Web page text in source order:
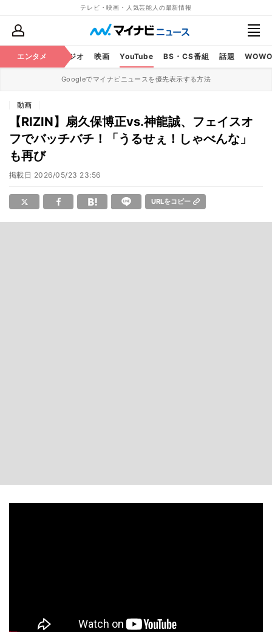
テレビ・映画・人気芸能人の最新情報
エンタメ
テレビ ラジオ 映画 YouTube BS・CS番組 話題
Googleでマイナビニュースを優先表示する方法
動画
【RIZIN】扇久保博正vs.神龍誠、フェイスオ
フでバッチバチ！「うるせぇ！しゃべんな」
も再び
掲載日 2026/05/23 23:56
URLをコピー